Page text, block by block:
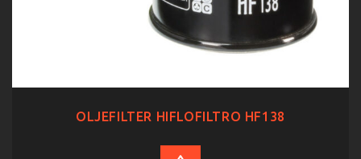
OLJEFILTER HIFLOFILTRO HF138